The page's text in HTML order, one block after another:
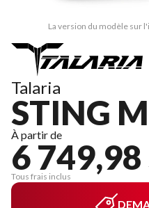
La version du modèle sur
Talaria
STING
À partir de
6 749,98
Tous frais inclus